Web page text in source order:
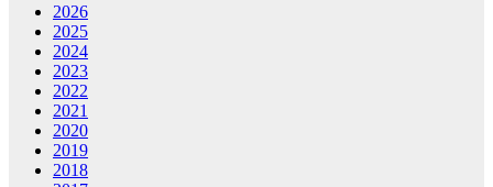
2026
2025
2024
2023
2022
2021
2020
2019
2018